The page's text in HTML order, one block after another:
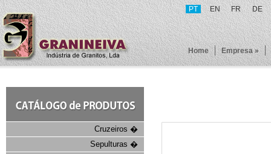
PT EN FR DE
Home Empresa »
Cruzeiros �
Sepulturas �